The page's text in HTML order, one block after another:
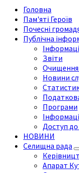
Головна
Пам'яті Героїв
Почесні
Публічна
Звіти
Очищення
Новини
Програми
Доступ до
НОВИНИ
Селищна рада
Апарат